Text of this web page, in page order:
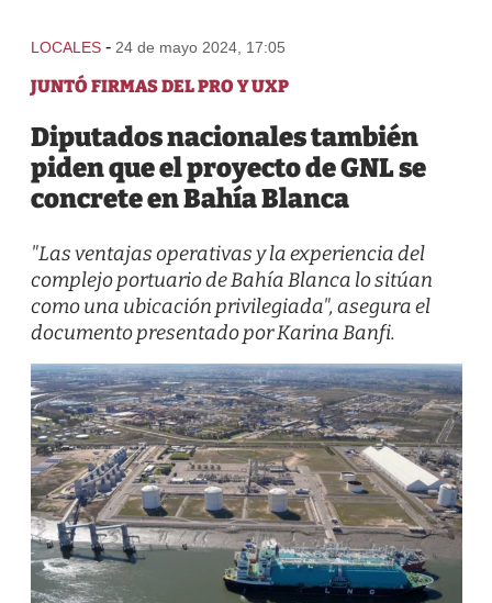
LOCALES - 24 de mayo 2024, 17:05
JUNTÓ FIRMAS DEL PRO Y UXP
Diputados nacionales también
piden que el proyecto de GNL se
concrete en Bahía Blanca
"Las ventajas operativas y la experiencia del
complejo portuario de Bahía Blanca lo sitúan
como una ubicación privilegiada", asegura el
documento presentado por Karina Banfi.